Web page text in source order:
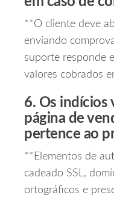
**O cliente deve
enviando
suporte responde
valores cobrados
6. Os indícios
página de
pertence ao
**Elementos de
cadeado SSL,
ortográficos e